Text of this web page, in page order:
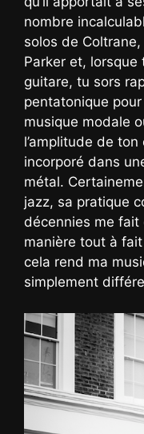
nombre
solos de
Parker et, lorsque
guitare, tu sors
pentatonique
musique modale
l’amplitude de
incorporé dans
métal.
jazz, sa pratique
décennies me fait
manière tout à
cela rend ma
simplement